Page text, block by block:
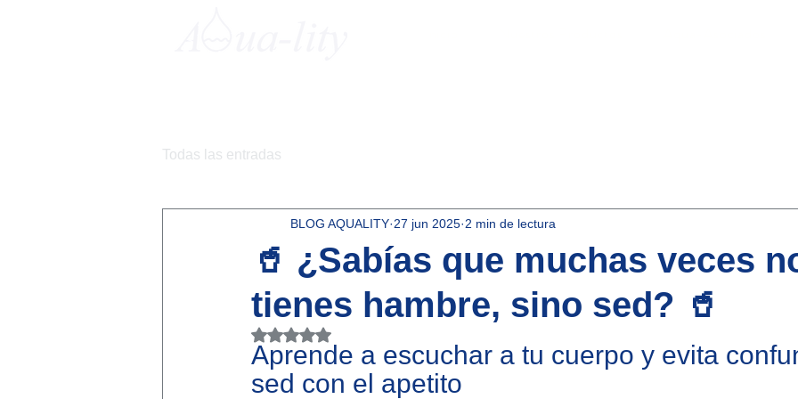
Todas las entradas
🥤 ¿Sabías que muchas veces
tienes hambre, sino sed? 🥤
BLOG AQUALITY 27 jun 2025 2 min de lectura
Obtuvo NaN de 5 estrellas.
Aprende a escuchar a tu cuerpo y evita
sed con el apetito